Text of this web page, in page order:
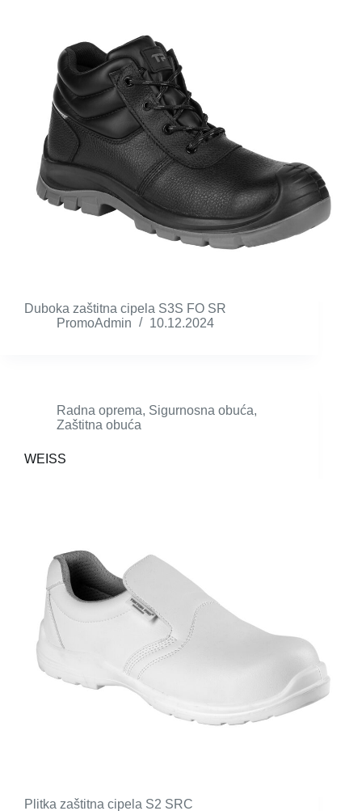
Duboka zaštitna cipela S3S FO SR
PromoAdmin
10.12.2024
Radna oprema, Sigurnosna obuća,
Zaštitna obuća
WEISS
Plitka zaštitna cipela S2 SRC